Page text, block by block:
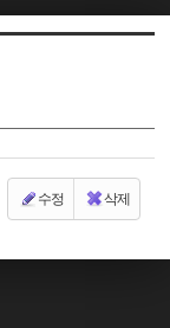
수정 삭제